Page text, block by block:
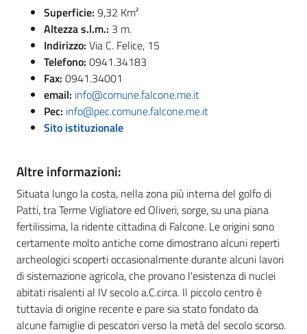
Superficie: 9,32 Km²
Altezzas.l.m.: 3 m.
Indirizzo: Via C. Felice, 15
Telefono: 0941.34183
Fax: 0941.34001
email: info@comune.falcone.me.it
Pec: info@pec.comune.falcone.me.it
Sito istituzionale
Altre informazioni:
Situata lungo la costa, nella zona più interna del golfo di
Patti, tra Terme Vigliatore ed Oliveri, sorge, su una piana
fertilissima, la ridente cittadina di Falcone. Le origini sono
certamente molto antiche come dimostrano alcuni reperti
archeologici scoperti occasionalmente durante alcuni lavori
di sistemazione agricola, che provano l'esistenza di nuclei
abitati risalenti al IV secolo a.C.circa. Il piccolo centro è
tuttavia di origine recente e pare sia stato fondato da
alcune famiglie di pescatori verso la metà del secolo scorso.